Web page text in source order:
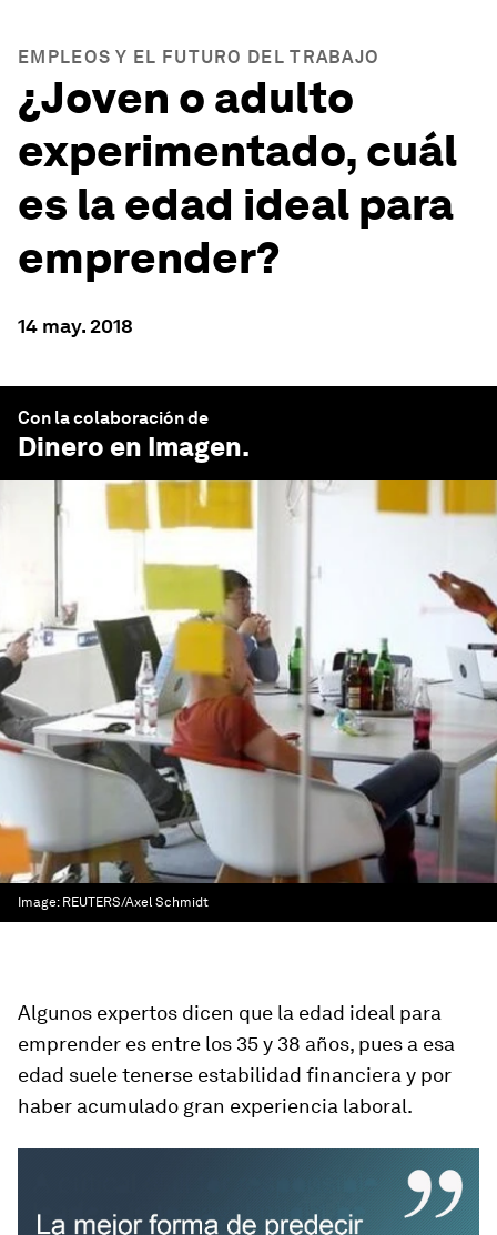
EMPLEOS Y EL FUTURO DEL TRABAJO
¿Joven o adulto
experimentado, cuál
es la edad ideal para
emprender?
14 may. 2018
Con la colaboración de
Dinero en Imagen.
Image: REUTERS/Axel Schmidt
Algunos expertos dicen que la edad ideal para
emprender es entre los 35 y 38 años, pues a esa
edad suele tenerse estabilidad financiera y por
haber acumulado gran experiencia laboral.